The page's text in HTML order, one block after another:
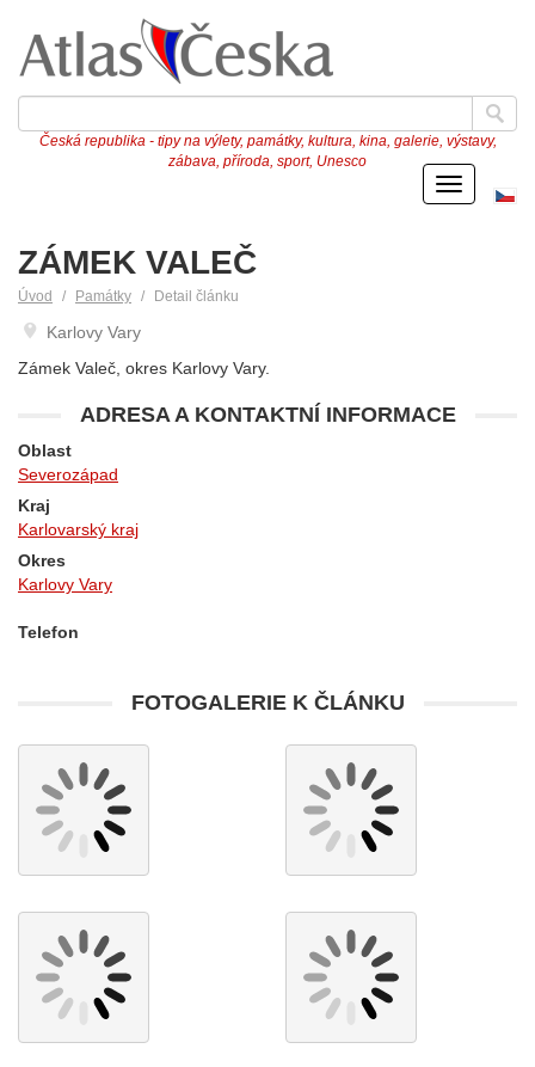
Česká republika - tipy na výlety, památky, kultura, kina, galerie, výstavy,
zábava, příroda, sport, Unesco
Menu
ZÁMEK VALEČ
Úvod Památky Detail článku
Karlovy Vary
Zámek Valeč, okres Karlovy Vary.
ADRESA A KONTAKTNÍ INFORMACE
Oblast
Severozápad
Kraj
Karlovarský kraj
Okres
Karlovy Vary
Telefon
FOTOGALERIE K ČLÁNKU